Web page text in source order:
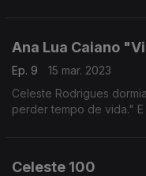
Ana Lua Caiano
Ep. 9
15 mar. 2023
Celeste Rodrigues
perder tempo de vida."
Celeste 100